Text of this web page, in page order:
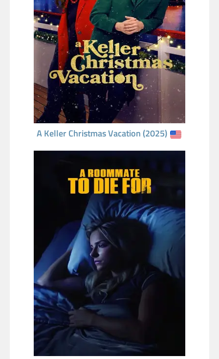
A Keller Christmas Vacation (2025)